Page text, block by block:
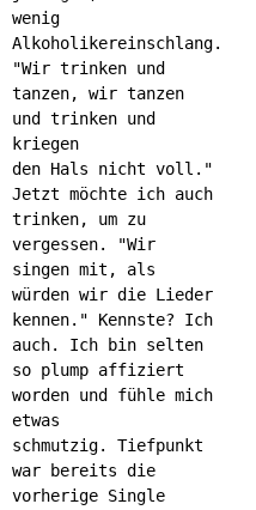
wenig
Alkoholikereinschlang.
"Wir trinken und
tanzen, wir tanzen
und trinken und
kriegen
den Hals nicht voll."
Jetzt möchte ich auch
trinken, um zu
vergessen. "Wir
singen mit, als
würden wir die Lieder
kennen." Kennste? Ich
auch. Ich bin selten
so plump affiziert
worden und fühle mich
etwas
schmutzig. Tiefpunkt
war bereits die
vorherige Single